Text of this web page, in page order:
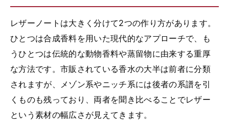
レザーノートは大きく分けて2つの作り方があります。
ひとつは合成香料を用いた現代的なアプローチで、も
うひとつは伝統的な動物香料や蒸留物に由来する重厚
な方法です。市販されている香水の大半は前者に分類
されますが、メゾン系やニッチ系には後者の系譜を引
くものも残っており、両者を聞き比べることでレザー
という素材の幅広さが見えてきます。